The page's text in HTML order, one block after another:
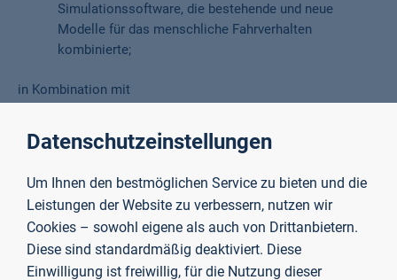
Simulationssoftware, die bestehende und neue
Modelle für das menschliche Fahrverhalten
kombinierte;
in Kombination mit
einer innovativen, disziplinübergreifenden Methodik,
um die große Ungewissheit sowohl im menschlichen
berücksichtigen.
Die Ungewissheit wurde beurteilt, um zu prüfen, inwieweit die
Modelleingaben, -parameter und -struktur gerechtfertigt sind.
Außerdem konnte damit evaluiert werden, wie Expertinnen
Datenschutzeinstellungen
Um Ihnen den bestmöglichen Service zu bieten und die
Leistungen der Website zu verbessern, nutzen wir
Cookies – sowohl eigene als auch von Drittanbietern.
Diese sind standardmäßig deaktiviert. Diese
Einwilligung ist freiwillig, für die Nutzung dieser